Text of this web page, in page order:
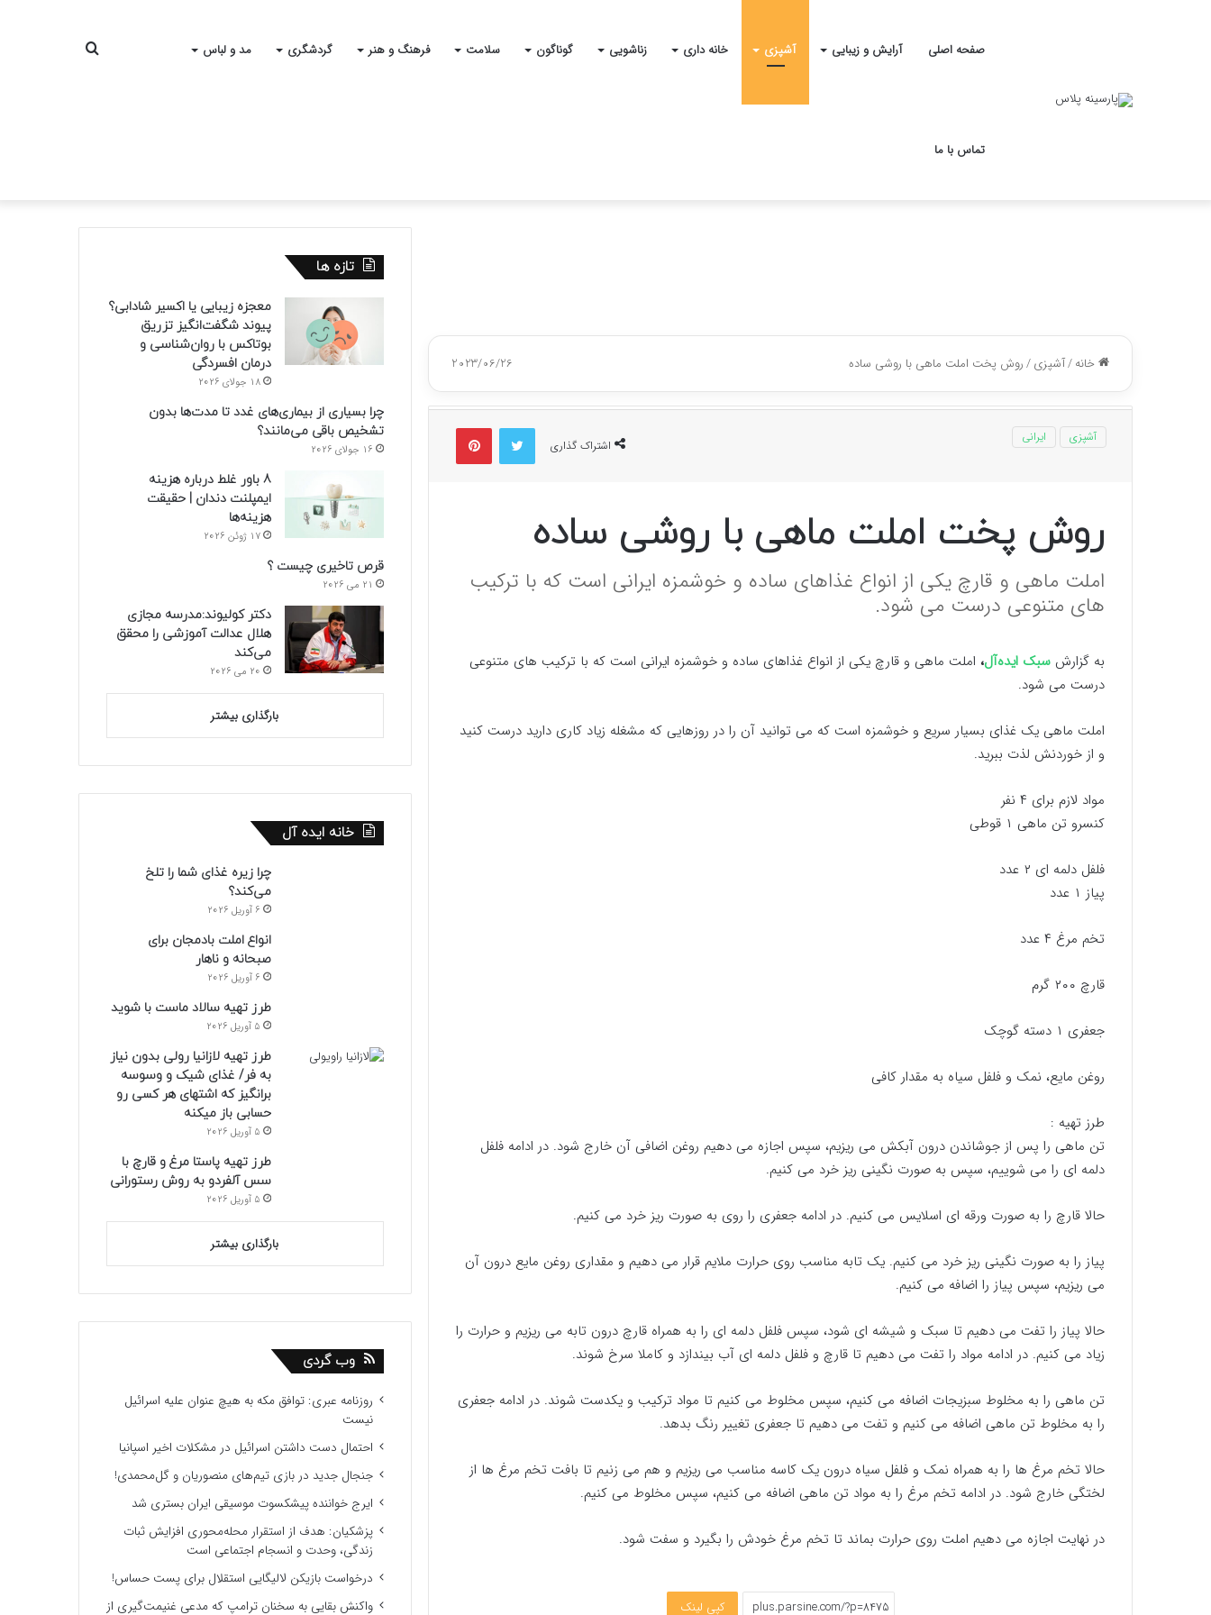
صفحه اصلی آرایش و زیبایی آشپزی خانه داری زناشویی گوناگون سلامت فرهنگ و هنر گردشگری مد و لباس
تماس با ما
جستجو
خانه/آشپزی/روش پخت املت ماهی با روشی ساده 2023/06/26
اشتراک گذاری
توییتر پینتریست
آشپزی ایرانی
روش پخت املت ماهی با روشی ساده
املت ماهی و قارچ یکی از انواع غذاهای ساده و خوشمزه ایرانی است که با ترکیب
های متنوعی درست می شود.
به گزارش سبک ایده‌آل، املت ماهی و قارچ یکی از انواع غذاهای ساده و خوشمزه ایرانی است که با ترکیب های متنوعی
درست می شود.
املت ماهی یک غذای بسیار سریع و خوشمزه است که می توانید آن را در روزهایی که مشغله زیاد کاری دارید درست کنید
و از خوردنش لذت ببرید.
مواد لازم برای ۴ نفر
کنسرو تن ماهی ۱ قوطی
فلفل دلمه ای ۲ عدد
پیاز ۱ عدد
تخم مرغ ۴ عدد
قارچ ۲۰۰ گرم
جعفری ۱ دسته گوچک
روغن مایع، نمک و فلفل سیاه به مقدار کافی
طرز تهیه :
تن ماهی را پس از جوشاندن درون آبکش می ریزیم، سپس اجازه می دهیم روغن اضافی آن خارج شود. در ادامه فلفل
دلمه ای را می شوییم، سپس به صورت نگینی ریز خرد می کنیم.
حالا قارچ را به صورت ورقه ای اسلایس می کنیم. در ادامه جعفری را روی به صورت ریز خرد می کنیم.
پیاز را به صورت نگینی ریز خرد می کنیم. یک تابه مناسب روی حرارت ملایم قرار می دهیم و مقداری روغن مایع درون آن
می ریزیم، سپس پیاز را اضافه می کنیم.
حالا پیاز را تفت می دهیم تا سبک و شیشه ای شود، سپس فلفل دلمه ای را به همراه قارچ درون تابه می ریزیم و حرارت را
زیاد می کنیم. در ادامه مواد را تفت می دهیم تا قارچ و فلفل دلمه ای آب بیندازد و کاملا سرخ شوند.
تن ماهی را به مخلوط سبزیجات اضافه می کنیم، سپس مخلوط می کنیم تا مواد ترکیب و یکدست شوند. در ادامه جعفری
را به مخلوط تن ماهی اضافه می کنیم و تفت می دهیم تا جعفری تغییر رنگ بدهد.
حالا تخم مرغ ها را به همراه نمک و فلفل سیاه درون یک کاسه مناسب می ریزیم و هم می زنیم تا بافت تخم مرغ ها از
لختگی خارج شود. در ادامه تخم مرغ را به مواد تن ماهی اضافه می کنیم، سپس مخلوط می کنیم.
در نهایت اجازه می دهیم املت روی حرارت بماند تا تخم مرغ خودش را بگیرد و سفت شود.
کپی لینک
تازه ها
معجزه زیبایی یا اکسیر شادابی؟
پیوند شگفت‌انگیز تزریق
بوتاکس با روان‌شناسی و
درمان افسردگی
18 جولای 2026
چرا بسیاری از بیماری‌های غدد تا مدت‌ها بدون
تشخیص باقی می‌مانند؟
16 جولای 2026
8 باور غلط درباره هزینه
ایمپلنت دندان | حقیقت
هزینه‌ها
17 ژوئن 2026
قرص تاخیری چیست ؟
21 می 2026
دکتر کولیوند:مدرسه مجازی
هلال عدالت آموزشی را محقق
می‌کند
20 می 2026
بارگذاری بیشتر
خانه ایده آل
چرا زیره غذای شما را تلخ
می‌کند؟
6 آوریل 2026
انواع املت بادمجان برای
صبحانه و ناهار
6 آوریل 2026
طرز تهیه سالاد ماست با شوید
5 آوریل 2026
طرز تهیه لازانیا رولی بدون نیاز
به فر/ غذای شیک و وسوسه
برانگیز که اشتهای هر کسی رو
حسابی باز میکنه
5 آوریل 2026
طرز تهیه پاستا مرغ و قارچ با
سس آلفردو به روش رستورانی
5 آوریل 2026
بارگذاری بیشتر
وب گردی
روزنامه عبری: توافق مکه به هیچ عنوان علیه اسرائیل
نیست
احتمال دست داشتن اسرائیل در مشکلات اخیر اسپانیا
جنجال جدید در بازی تیم‌های منصوریان و گل‌محمدی!
ایرج خواننده پیشکسوت موسیقی ایران بستری شد
پزشکیان: هدف از استقرار محله‌محوری افزایش ثبات
زندگی، وحدت و انسجام اجتماعی است
درخواست بازیکن لالیگایی استقلال برای پست حساس!
واکنش بقایی به سخنان ترامپ که مدعی غنیمت‌گیری از